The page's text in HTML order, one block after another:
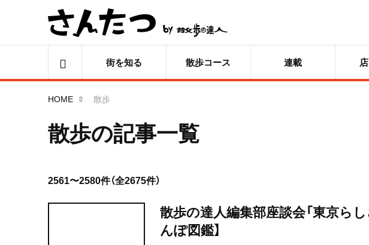
街を知る 散歩コース 連載
HOME 散歩
散歩の記事一覧
2561〜2580件（全2675件）
散歩の達人編集部座談会「東京らし
んぽ図鑑】